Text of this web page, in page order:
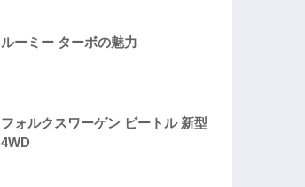
ルーミー ターボの魅力
フォルクスワーゲン ビートル 新型
4WD